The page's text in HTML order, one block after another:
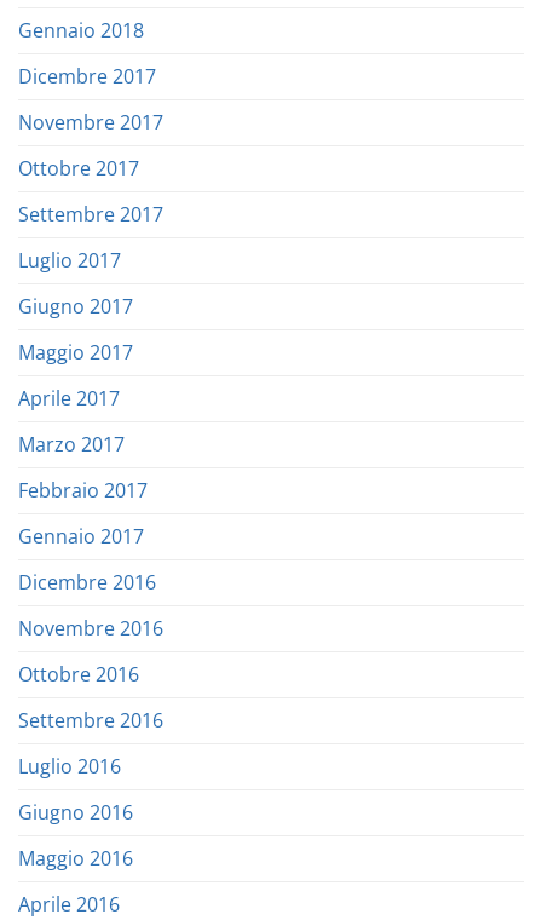
Gennaio 2018
Dicembre 2017
Novembre 2017
Ottobre 2017
Settembre 2017
Luglio 2017
Giugno 2017
Maggio 2017
Aprile 2017
Marzo 2017
Febbraio 2017
Gennaio 2017
Dicembre 2016
Novembre 2016
Ottobre 2016
Settembre 2016
Luglio 2016
Giugno 2016
Maggio 2016
Aprile 2016